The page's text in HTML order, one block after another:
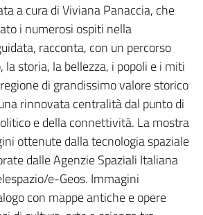
a cura di Viviana Panaccia, che
i numerosi ospiti nella
racconta, con un percorso
storia, la bellezza, i popoli e i miti
di grandissimo valore storico
rinnovata centralità dal punto di
e della connettività. La mostra
ottenute dalla tecnologia spaziale
dalle Agenzie Spaziali Italiana
e-Geos. Immagini
con mappe antiche e opere